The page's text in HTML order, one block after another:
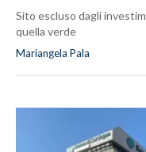
Sito escluso dagli
quella verde
Mariangela Pala